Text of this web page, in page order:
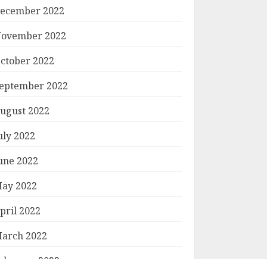
2022
2022
2022
2022
2022
2022
2022
2022
2022
2022